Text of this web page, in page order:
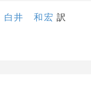
白井 和宏 訳